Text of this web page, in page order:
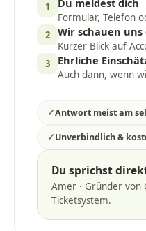
Du sprichst
Amer · Gründer von
Ticketsystem.
1 Du meldest dich
Formular, Telefon
2
Wir schauen
Kurzer Blick auf
3
Ehrliche
Auch dann, wenn
✓Antwort meist am
✓Unverbindlich &